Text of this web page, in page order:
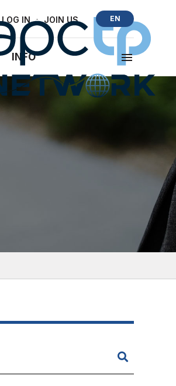
LOG IN · JOIN US EN
INFO